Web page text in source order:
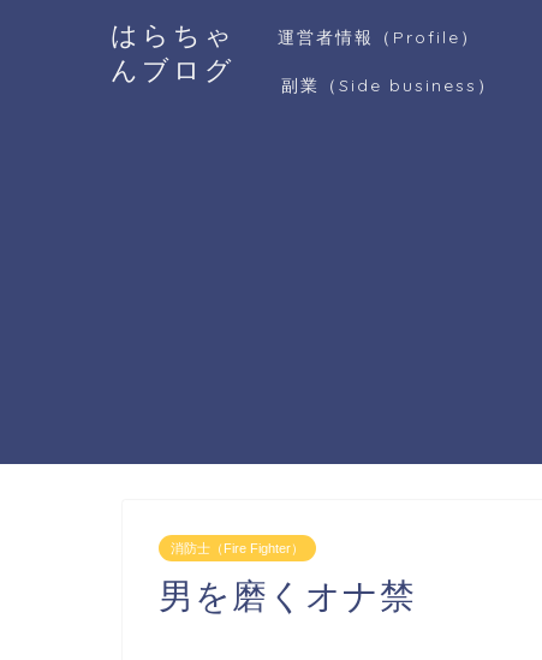
はらちゃ
んブログ
運営者情報（Profile）
副業（Side business）
消防士（Fire Fighter）
男を磨くオナ禁